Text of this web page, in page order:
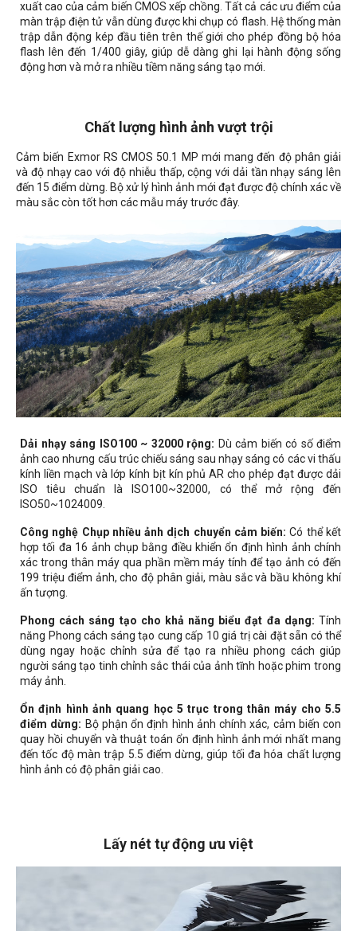
xuất cao của cảm biến CMOS xếp chồng. Tất cả các ưu điểm của
màn trập điện tử vẫn dùng được khi chụp có flash. Hệ thống màn
trập dẫn động kép đầu tiên trên thế giới cho phép đồng bộ hóa
flash lên đến 1/400 giây, giúp dễ dàng ghi lại hành động sống
động hơn và mở ra nhiều tiềm năng sáng tạo mới.
Chất lượng hình ảnh vượt trội
Cảm biến Exmor RS CMOS 50.1 MP mới mang đến độ phân giải
và độ nhạy cao với độ nhiễu thấp, cộng với dải tần nhạy sáng lên
đến 15 điểm dừng. Bộ xử lý hình ảnh mới đạt được độ chính xác về
màu sắc còn tốt hơn các mẫu máy trước đây.
Dải nhạy sáng ISO100 ~ 32000 rộng: Dù cảm biến có số điểm
ảnh cao nhưng cấu trúc chiếu sáng sau nhạy sáng có các vi thấu
kính liền mạch và lớp kính bịt kín phủ AR cho phép đạt được dải
ISO tiêu chuẩn là ISO100~32000, có thể mở rộng đến
ISO50~1024009.
Công nghệ Chụp nhiều ảnh dịch chuyển cảm biến:Có thể kết
hợp tối đa 16 ảnh chụp bằng điều khiển ổn định hình ảnh chính
xác trong thân máy qua phần mềm máy tính để tạo ảnh có đến
199 triệu điểm ảnh, cho độ phân giải, màu sắc và bầu không khí
ấn tượng.
Phong cách sáng tạo cho khả năng biểu đạt đa dạng: Tính
năng Phong cách sáng tạo cung cấp 10 giá trị cài đặt sẵn có thể
dùng ngay hoặc chỉnh sửa để tạo ra nhiều phong cách giúp
người sáng tạo tinh chỉnh sắc thái của ảnh tĩnh hoặc phim trong
máy ảnh.
Ổn định hình ảnh quang học 5 trục trong thân máy cho 5.5
điểm dừng: Bộ phận ổn định hình ảnh chính xác, cảm biến con
quay hồi chuyển và thuật toán ổn định hình ảnh mới nhất mang
đến tốc độ màn trập 5.5 điểm dừng, giúp tối đa hóa chất lượng
hình ảnh có độ phân giải cao.
Lấy nét tự động ưu việt